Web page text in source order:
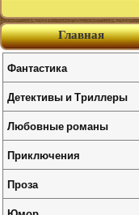
Главная
Фантастика
Детективы и Триллеры
Любовные романы
Приключения
Проза